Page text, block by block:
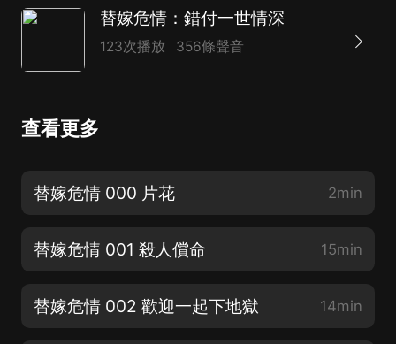
替嫁危情：錯付一世情深
123次播放 356條聲音
查看更多
替嫁危情 000 片花 2min
替嫁危情 001 殺人償命 15min
替嫁危情 002 歡迎一起下地獄 14min